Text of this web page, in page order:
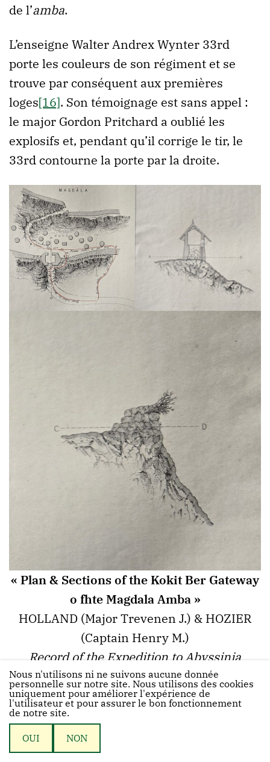
de l’amba.
L’enseigne Walter Andrex Wynter 33rd
porte les couleurs de son régiment et se
trouve par conséquent aux premières
loges[16]. Son témoignage est sans appel :
le major Gordon Pritchard a oublié les
explosifs et, pendant qu’il corrige le tir, le
33rd contourne la porte par la droite.
« Plan & Sections of the Kokit Ber Gateway
o fhte Magdala Amba »
HOLLAND (Major Trevenen J.) & HOZIER
(Captain Henry M.)
Record of the Expedition to Abyssinia
compiled by Order of the Secretary of State
for War.
Parmi les assaillants se trouvent le
private[17]Bergin et le
Nous n'utilisons ni ne suivons aucune donnée
personnelle sur notre site. Nous utilisons des cookies
uniquement pour améliorer l'expérience de
l'utilisateur et pour assurer le bon fonctionnement
de notre site.
OUI NON